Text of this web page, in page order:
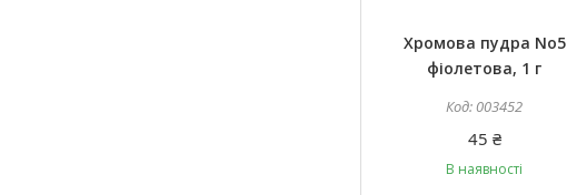
Хромова пудра No5
фіолетова, 1 г
003452
45 ₴
В наявності